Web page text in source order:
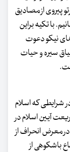
پیروی از مصادیق
با تکیه براین
نیکو دعوت
سیره و حیات
شرایطی که اسلام
آیین اسلام در
معرض انحراف از
باشکوهی از